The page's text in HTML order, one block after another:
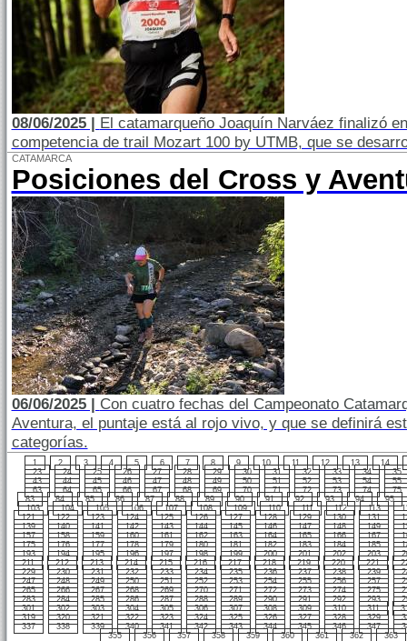
08/06/2025 | El catamarqueño Joaquín Narváez finalizó
competencia de trail Mozart 100 by UTMB, que se
CATAMARCA
Posiciones del Cross y
06/06/2025 | Con cuatro fechas del Campeonato
Aventura, el puntaje está al rojo vivo, y que se definirá
categorías.
1 2 3 4 5 6 7 8 9 10 11 12 13
14
23
24 25 26 27 28 29 30 31 32 33 34
35
43
44 45 46 47 48 49 50 51 52 53 54
55
63
64 65 66 67 68 69 70 71 72 73 74
75
83
84 85 86 87 88 89 90 91 92 93 94
95
103
104 105 106 107 108 109 110 111 112 113
121
122 123 124 125 126 127 128 129 130 131
139
140 141 142 143 144 145 146 147 148 149
157
158 159 160 161 162 163 164 165 166 167
175
176 177 178 179 180 181 182 183 184 185
193
194 195 196 197 198 199 200 201 202 203
211
212 213 214 215 216 217 218 219 220 221
229
230 231 232 233 234 235 236 237 238 239
247
248 249 250 251 252 253 254 255 256 257
265
266 267 268 269 270 271 272 273 274 275
283
284 285 286 287 288 289 290 291 292 293
301
302 303 304 305 306 307 308 309 310 311
319
320 321 322 323 324 325 326 327 328 329
337
338 339 340 341 342 343 344 345 346 347
355
356 357 358 359 360 361 362 363